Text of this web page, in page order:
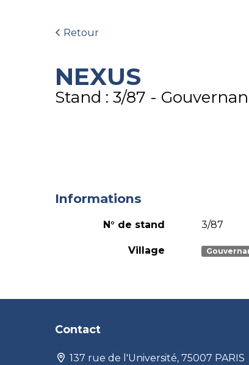
Retour
NEXUS
Stand : 3/87 -
Informations
N° de stand 3/87
Village
Contact
137 rue de l'Université, 75007 PARIS